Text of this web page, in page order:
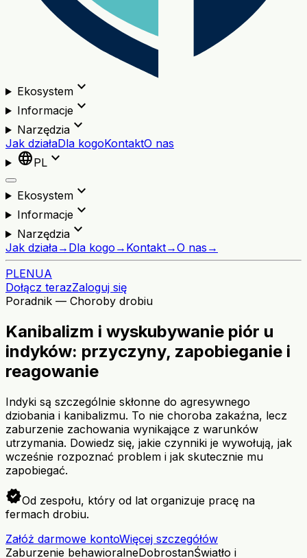
Ekosystemexpand_more
Informacjeexpand_more
Narzędziaexpand_more
Jak działaDla kogoKontaktO nas
languagePL expand_more
Ekosystemexpand_more
Informacjeexpand_more
Narzędziaexpand_more
Jak działa→ Dla kogo → Kontakt→O nas →
PLENUA
Dołącz terazZaloguj się
Poradnik — Choroby drobiu
Kanibalizm i wyskubywanie piór u
indyków: przyczyny, zapobieganie i
reagowanie
Indyki są szczególnie skłonne do agresywnego
dziobania i kanibalizmu. To nie choroba zakaźna, lecz
zaburzenie zachowania wynikające z warunków
utrzymania. Dowiedz się, jakie czynniki je wywołują, jak
wcześnie rozpoznać problem i jak skutecznie mu
zapobiegać.
verifiedOd zespołu, który od lat organizuje pracę na
fermach drobiu.
Załóż darmowe kontoWięcej szczegółów
Zaburzenie behawioralneDobrostanŚwiatło i